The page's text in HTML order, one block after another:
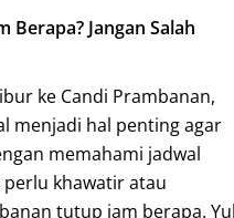
Berapa? Jangan Salah
ke Candi Prambanan,
menjadi hal penting agar
memahami jadwal
khawatir atau
tutup jam berapa.